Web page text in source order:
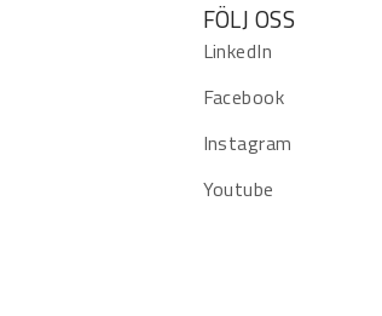
FÖLJ OSS
LinkedIn
Facebook
Instagram
Youtube